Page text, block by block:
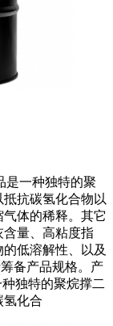
是一种独特的聚
抗碳氢化合物以
体的稀释。其它
量、高粘度指
低溶解性、以及
备产品规格。产
独特的聚烷撑二
氢化合